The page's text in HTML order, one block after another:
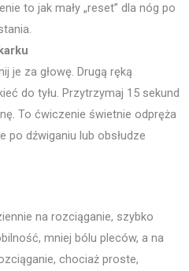
to jak mały „reset” dla nóg po
je za głowę. Drugą ręką
do tyłu. Przytrzymaj 15 sekund
To ćwiczenie świetnie odpręża
po dźwiganiu lub obsłudze
na rozciąganie, szybko
mniej bólu pleców, a na
chociaż proste,